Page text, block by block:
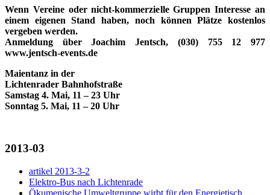
Wenn Vereine oder nicht-kommerzielleGruppen Interesse an
einem eigenen Stand haben, noch können Plätze kostenlos
vergeben werden.
Anmeldung über JoachimJentsch, (030) 755 12 977
www.jentsch-events.de
Maientanz in der
Lichtenrader Bahnhofstraße
Samstag 4. Mai, 11 – 23 Uhr
Sonntag 5. Mai, 11 – 20 Uhr
2013-03
artikel 2013-3-2
Elektro-Bus nach Lichtenrade